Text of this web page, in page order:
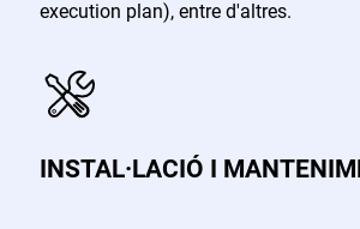
execution plan), entre d'altres.
INSTAL·LACIÓ I